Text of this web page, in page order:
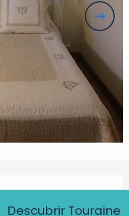
Descubrir Touraine